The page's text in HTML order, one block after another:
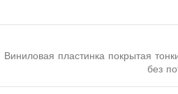
Виниловая пластинка покрытая
без